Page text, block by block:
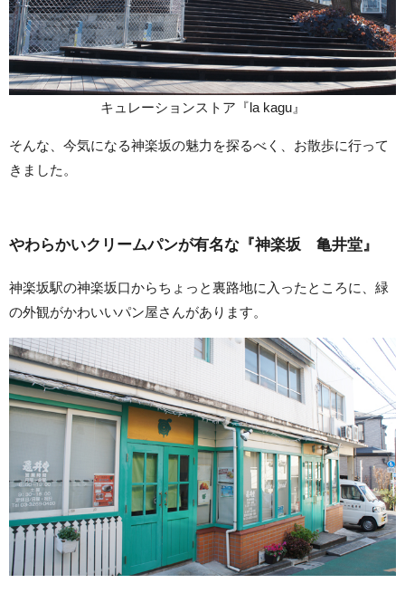
キュレーションストア『la kagu』
そんな、今気になる神楽坂の魅力を探るべく、お散歩に行って
きました。
やわらかいクリームパンが有名な『神楽坂 亀井堂』
神楽坂駅の神楽坂口からちょっと裏路地に入ったところに、緑
の外観がかわいいパン屋さんがあります。